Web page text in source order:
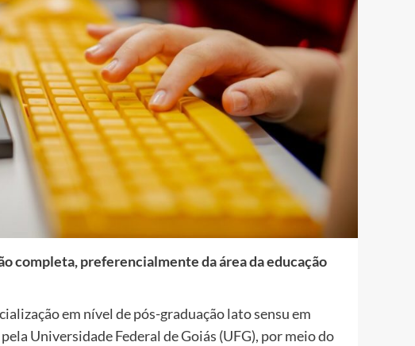
completa, preferencialmente da área da educação
em nível de pós-graduação lato sensu em
Universidade Federal de Goiás (UFG), por meio do